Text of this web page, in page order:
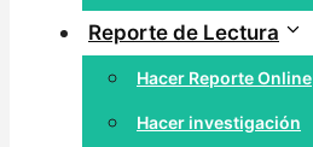
Reporte de Lectura
Hacer Reporte Online
Hacer investigación